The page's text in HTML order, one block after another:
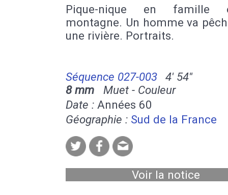
Pique-nique en
montagne. Un homme va
une rivière. Portraits.
Séquence 027-003
4' 54''
8 mm Muet - Couleur
Date : Années 60
Géographie : Sud de la France
Voir la notice